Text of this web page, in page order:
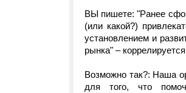
ВЫ пишете: "Ранее
(или какой?)
установлением и
рынка" –
Возможно так?: Наша
для того, что